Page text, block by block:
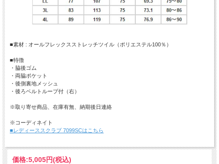
■素材 : オールフレックスストレッチツイル（ポリエステル100％）
■特徴
・脇後ゴム
・両脇ポケット
・後側裏地メッシュ
・後ろベルトループ付（右）
※取り寄せ商品、在庫有無、納期後日連絡
※コーディネイト
■レディーススクラブ 7099SCはこちら
価格:5,005円(税込)